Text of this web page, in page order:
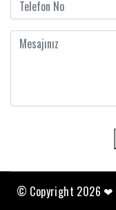
© Copyright 2026 ❤